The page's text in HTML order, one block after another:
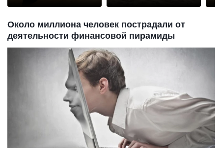
Около миллиона человек пострадали от
деятельности финансовой пирамиды